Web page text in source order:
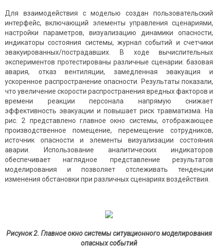
Для взаимодействия с моделью создан пользовательский
интерфейс, включающий элементы управления сценариями,
настройки параметров, визуализацию динамики опасности,
индикаторы состояния системы, журнал событий и счетчики
эвакуированных/пострадавших. В ходе вычислительных
экспериментов протестированы различные сценарии: базовая
авария, отказ вентиляции, замедленная эвакуация и
ускоренное распространение опасности. Результаты показали,
что увеличение скорости распространения вредных факторов и
времени реакции персонала напрямую снижает
эффективность эвакуации и повышает риск травматизма. На
рис. 2 представлено главное окно системы, отображающее
производственное помещение, перемещение сотрудников,
источник опасности и элементы визуализации состояния
аварии. Использование аналитических индикаторов
обеспечивает наглядное представление результатов
моделирования и позволяет отслеживать тенденции
изменения обстановки при различных сценариях воздействия.
Рисунок 2. Главное окно системы ситуационного моделирования
опасных событий